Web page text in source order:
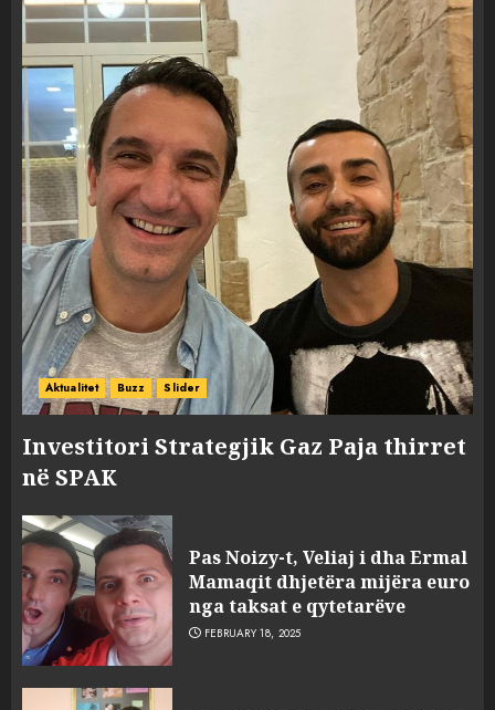
Aktualitet Buzz Slider
Investitori Strategjik Gaz Paja thirret
në SPAK
Pas Noizy-t, Veliaj i dha Ermal
Mamaqit dhjetëra mijëra euro
nga taksat e qytetarëve
FEBRUARY 18, 2025
3
sulmuan “One Albania”,
ngjarja u fsheh. A u vodhën
serverat?